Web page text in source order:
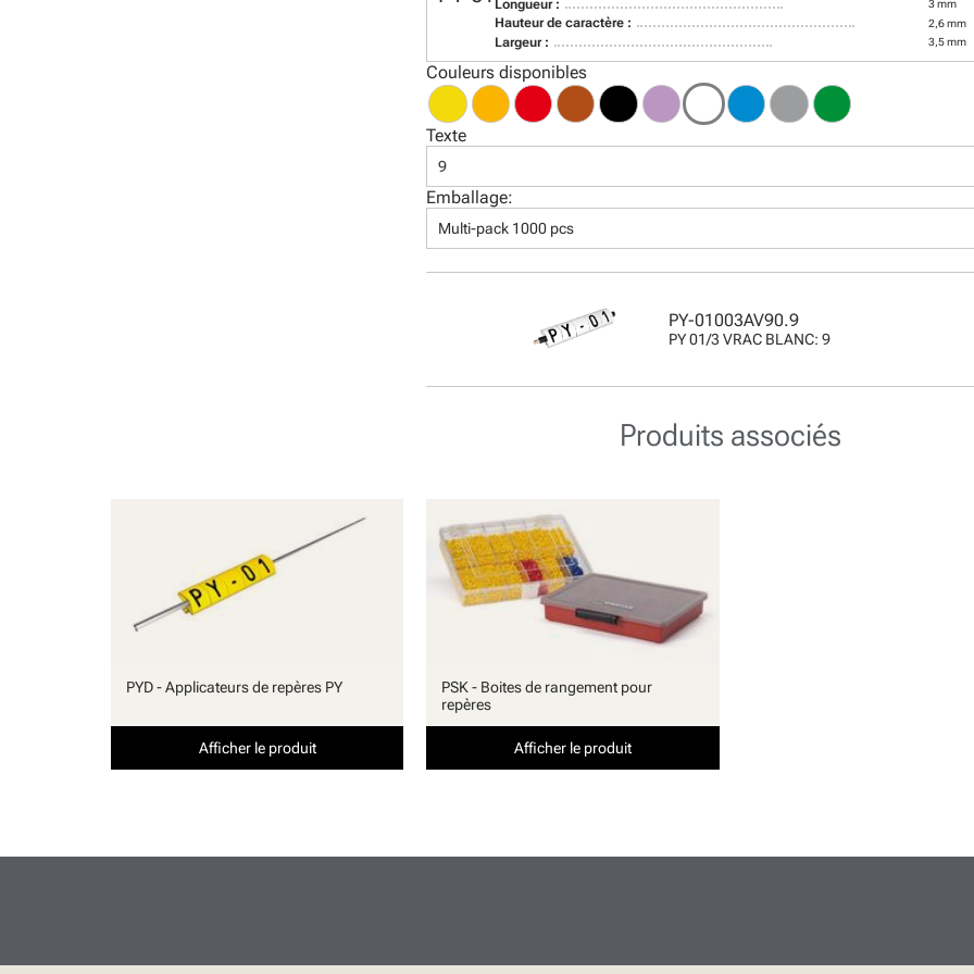
Longueur : 3 mm
Hauteur de caractère : 2,6 mm
Largeur : 3,5 mm
Couleurs disponibles
Texte
9
Emballage:
Multi-pack 1000 pcs
PY-01003AV90.9
PY 01/3 VRAC BLANC: 9
Produits associés
PYD - Applicateurs de repères PY
Afficher le produit
PSK - Boites de rangement pour
repères
Afficher le produit